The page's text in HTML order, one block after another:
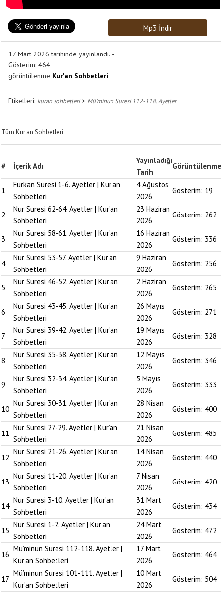
Mp3 İndir
17 Mart 2026 tarihinde yayınlandı.
Gösterim: 464
görüntülenme Kur'an Sohbetleri
Etiketleri: kuran sohbetleri> Mü'minun Suresi 112-118. Ayetler
Tüm Kur'an Sohbetleri
# İçerik Adı
Yayınladığı
Tarih
Görüntülenme
1
Furkan Suresi 1-6. Ayetler | Kur’an
Sohbetleri
4 Ağustos
2026
Gösterim: 19
2
Nur Suresi 62-64. Ayetler | Kur’an
Sohbetleri
23 Haziran
2026
Gösterim: 262
3
Nur Suresi 58-61. Ayetler | Kur’an
Sohbetleri
16 Haziran
2026
Gösterim: 336
4
Nur Suresi 53-57. Ayetler | Kur’an
Sohbetleri
9 Haziran
2026
Gösterim: 256
5
Nur Suresi 46-52. Ayetler | Kur’an
Sohbetleri
2 Haziran
2026
Gösterim: 265
6
Nur Suresi 43-45. Ayetler | Kur’an
Sohbetleri
26 Mayıs
2026
Gösterim: 271
7
Nur Suresi 39-42. Ayetler | Kur’an
Sohbetleri
19 Mayıs
2026
Gösterim: 328
8
Nur Suresi 35-38. Ayetler | Kur’an
Sohbetleri
12 Mayıs
2026
Gösterim: 346
9
Nur Suresi 32-34. Ayetler | Kur’an
Sohbetleri
5 Mayıs
2026
Gösterim: 333
10
Nur Suresi 30-31. Ayetler | Kur’an
Sohbetleri
28 Nisan
2026
Gösterim: 400
11
Nur Suresi 27-29. Ayetler | Kur’an
Sohbetleri
21 Nisan
2026
Gösterim: 485
12
Nur Suresi 21-26. Ayetler | Kur’an
Sohbetleri
14 Nisan
2026
Gösterim: 440
13
Nur Suresi 11-20. Ayetler | Kur’an
Sohbetleri
7 Nisan
2026
Gösterim: 420
14
Nur Suresi 3-10. Ayetler | Kur’an
Sohbetleri
31 Mart
2026
Gösterim: 434
15
Nur Suresi 1-2. Ayetler | Kur’an
Sohbetleri
24 Mart
2026
Gösterim: 472
16
Mü’minun Suresi 112-118. Ayetler |
Kur’an Sohbetleri
17 Mart
2026
Gösterim: 464
17
Mü’minun Suresi 101-111. Ayetler |
Kur’an Sohbetleri
10 Mart
2026
Gösterim: 504